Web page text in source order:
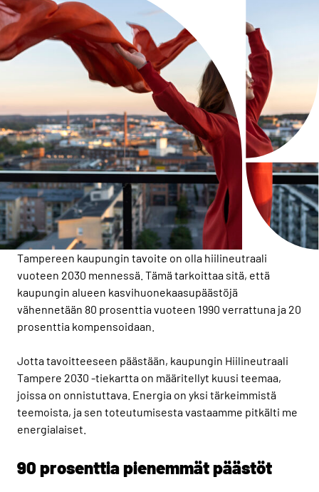
Tampereen kaupungin tavoite on olla hiilineutraali
vuoteen 2030 mennessä. Tämä tarkoittaa sitä, että
kaupungin alueen kasvihuonekaasupäästöjä
vähennetään 80 prosenttia vuoteen 1990 verrattuna ja 20
prosenttia kompensoidaan.
Jotta tavoitteeseen päästään, kaupungin Hiilineutraali
Tampere 2030 -tiekartta on määritellyt kuusi teemaa,
joissa on onnistuttava. Energia on yksi tärkeimmistä
teemoista, ja sen toteutumisesta vastaamme pitkälti me
energialaiset.
90 prosenttia pienemmät päästöt